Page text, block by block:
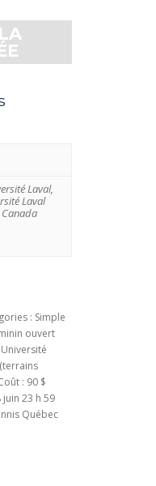
Laval,
Laval
Canada
: Simple
ouvert
(terrains
: 90 $
23 h 59
Québec